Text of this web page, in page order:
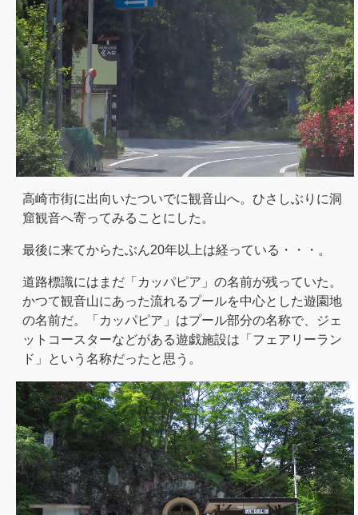
高崎市街に出向いたついでに観音山へ。ひさしぶりに洞
窟観音へ寄ってみることにした。
最後に来てからたぶん20年以上は経っている・・・。
道路標識にはまだ「カッパピア」の名前が残っていた。
かつて観音山にあった流れるプールを中心とした遊園地
の名前だ。「カッパピア」はプール部分の名称で、ジェ
ットコースターなどがある遊戯施設は「フェアリーラン
ド」という名称だったと思う。